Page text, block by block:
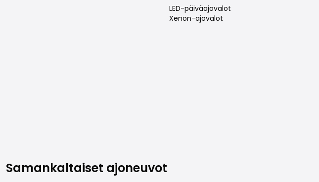
LED-päiväajovalot
Xenon-ajovalot
Samankaltaiset ajoneuvot
Samankaltaiset ajoneuvot